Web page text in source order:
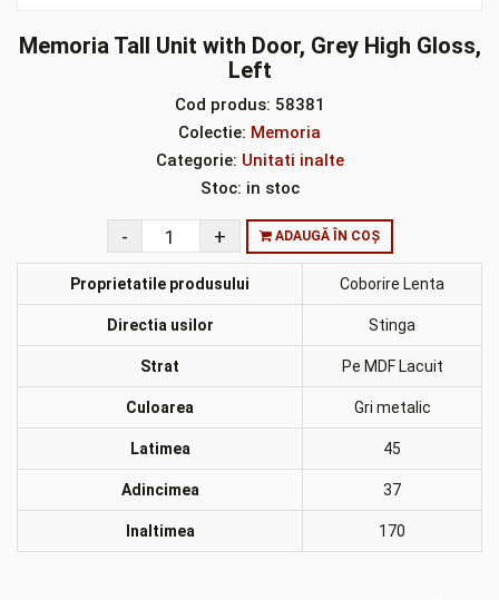
Memoria Tall Unit with Door, Grey High Gloss,
Left
Cod produs: 58381
Colectie: Memoria
Categorie: Unitati inalte
Stoc: in stoc
ADAUGĂ ÎN COȘ
Proprietatile produsului Coborire Lenta
Directia usilor Stinga
Strat Pe MDF Lacuit
Culoarea Gri metalic
Latimea 45
Adincimea 37
Inaltimea 170